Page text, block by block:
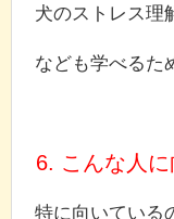
犬のストレス理
なども学べるた
6. こんな人
特に向いている